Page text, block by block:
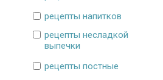
рецепты напитков
рецепты несладкой
выпечки
рецепты постные